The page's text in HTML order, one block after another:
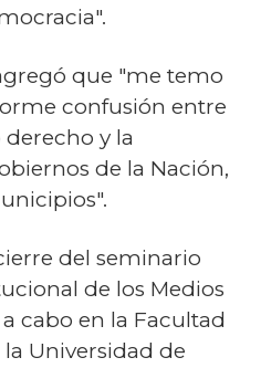
que "me temo
confusión entre
y la
de la Nación,
del seminario
de los Medios
cabo en la Facultad
Universidad de